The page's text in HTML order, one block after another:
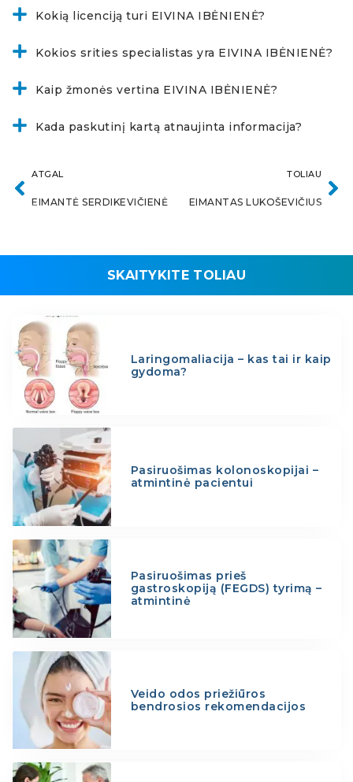
Kokią licenciją turi EIVINA IBĖNIENĖ?
Kokios srities specialistas yra EIVINA IBĖNIENĖ?
Kaip žmonės vertina EIVINA IBĖNIENĖ?
Kada paskutinį kartą atnaujinta informacija?
ATGAL
EIMANTĖ SERDIKEVIČIENĖ
TOLIAU
EIMANTAS LUKOŠEVIČIUS
SKAITYKITE TOLIAU
Laringomaliacija – kas tai ir kaip
gydoma?
Pasiruošimas kolonoskopijai –
atmintinė pacientui
Pasiruošimas prieš
gastroskopiją (FEGDS) tyrimą –
atmintinė
Veido odos priežiūros
bendrosios rekomendacijos